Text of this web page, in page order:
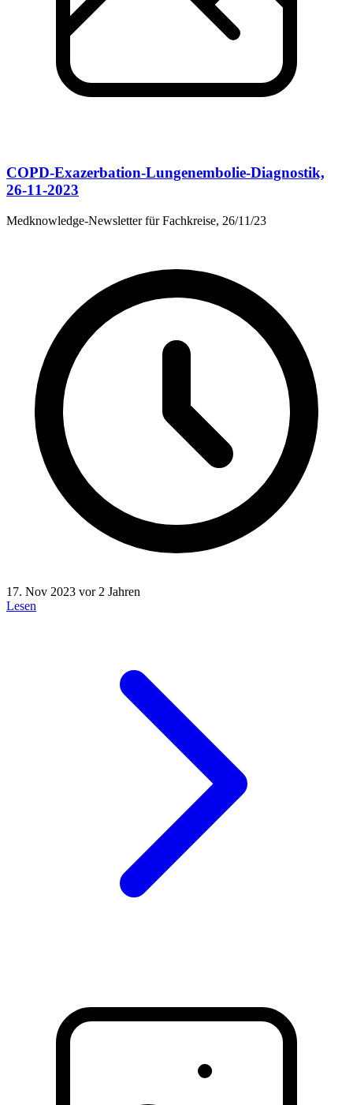
COPD-Exazerbation-Lungenembolie-Diagnostik,
26-11-2023
Medknowledge-Newsletter für Fachkreise, 26/11/23
17. Nov 2023 vor 2 Jahren
Lesen